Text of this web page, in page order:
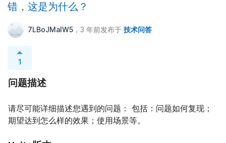
错，这是为什么？
7LBoJMalW5 ，3 年前发布于 技术问答
1
问题描述
请尽可能详细描述您遇到的问题： 包括：问题如何复现；
期望达到怎么样的效果；使用场景等。